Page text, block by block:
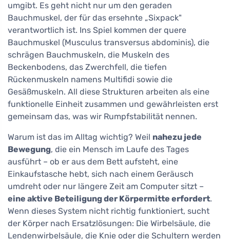
umgibt. Es geht nicht nur um den geraden
Bauchmuskel, der für das ersehnte „Sixpack"
verantwortlich ist. Ins Spiel kommen der quere
Bauchmuskel (Musculus transversus abdominis), die
schrägen Bauchmuskeln, die Muskeln des
Beckenbodens, das Zwerchfell, die tiefen
Rückenmuskeln namens Multifidi sowie die
Gesäßmuskeln. All diese Strukturen arbeiten als eine
funktionelle Einheit zusammen und gewährleisten erst
gemeinsam das, was wir Rumpfstabilität nennen.
Warum ist das im Alltag wichtig? Weil nahezu jede
Bewegung, die ein Mensch im Laufe des Tages
ausführt – ob er aus dem Bett aufsteht, eine
Einkaufstasche hebt, sich nach einem Geräusch
umdreht oder nur längere Zeit am Computer sitzt –
eine aktive Beteiligung der Körpermitte erfordert.
Wenn dieses System nicht richtig funktioniert, sucht
der Körper nach Ersatzlösungen: Die Wirbelsäule, die
Lendenwirbelsäule, die Knie oder die Schultern werden